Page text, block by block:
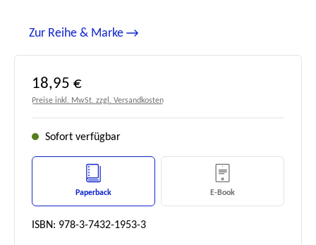
Zur Reihe & Marke
Regulärer Preis:
18,95 €
Preise inkl. MwSt. zzgl. Versandkosten
Sofort verfügbar
Paperback E-Book
ISBN: 978-3-7432-1953-3